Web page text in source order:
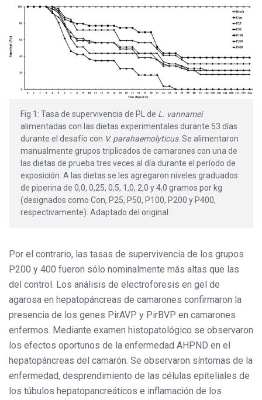
Fig 1: Tasa de supervivencia de PL de L. vannamei
alimentadas con las dietas experimentales durante 53 días
durante el desafío con V. parahaemolyticus. Se alimentaron
manualmente grupos triplicados de camarones con una de
las dietas de prueba tres veces al día durante el período de
exposición. A las dietas se les agregaron niveles graduados
de piperina de 0,0, 0,25, 0,5, 1,0, 2,0 y 4,0 gramos por kg
(designados como Con, P25, P50, P100, P200 y P400,
respectivamente). Adaptado del original.
Por el contrario, las tasas de supervivencia de los grupos
P200 y 400 fueron sólo nominalmente más altas que las
del control. Los análisis de electroforesis en gel de
agarosa en hepatopáncreas de camarones confirmaron la
presencia de los genes PirAVP y PirBVP en camarones
enfermos. Mediante examen histopatológico se observaron
los efectos oportunos de la enfermedad AHPND en el
hepatopáncreas del camarón. Se observaron síntomas de la
enfermedad, desprendimiento de las células epiteliales de
los túbulos hepatopancreáticos e inflamación de los